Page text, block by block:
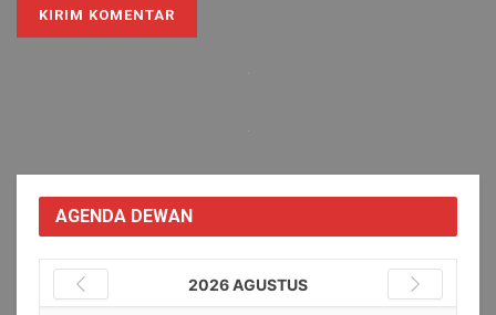
AGENDA DEWAN
2026 AGUSTUS